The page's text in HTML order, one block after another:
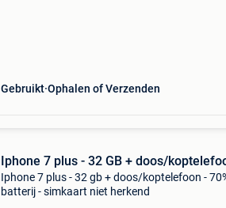
Gebruikt Ophalen of Verzenden
Iphone 7 plus - 32 GB + doos/
Iphone 7 plus - 32 gb + doos/koptelefoon -
batterij - simkaart niet herkend